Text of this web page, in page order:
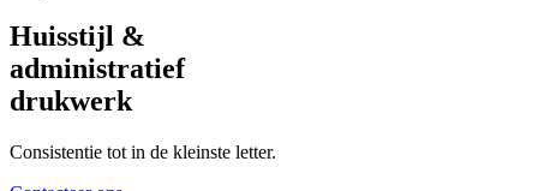
Huisstijl &
administratief
drukwerk
Consistentie tot in de kleinste letter.